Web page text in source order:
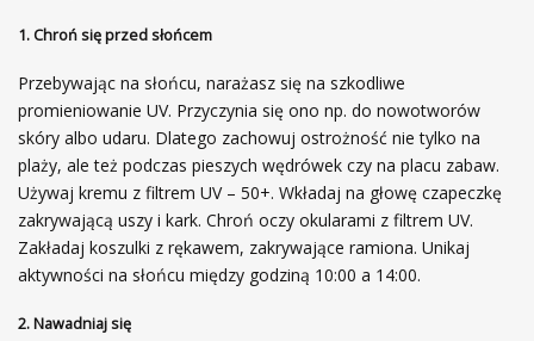
1. Chroń się przed słońcem
Przebywając na słońcu, narażasz się na szkodliwe
promieniowanie UV. Przyczynia się ono np. do nowotworów
skóry albo udaru. Dlatego zachowuj ostrożność nie tylko na
plaży, ale też podczas pieszych wędrówek czy na placu zabaw.
Używaj kremu z filtrem UV – 50+. Wkładaj na głowę czapeczkę
zakrywającą uszy i kark. Chroń oczy okularami z filtrem UV.
Zakładaj koszulki z rękawem, zakrywające ramiona. Unikaj
aktywności na słońcu między godziną 10:00 a 14:00.
2. Nawadniaj się